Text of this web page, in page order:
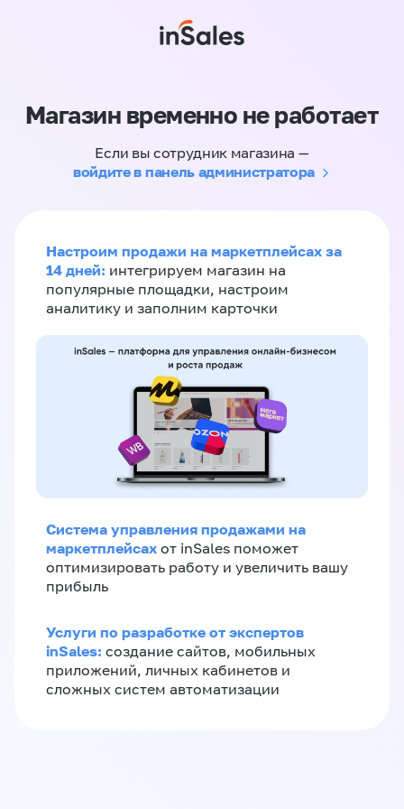
Магазин временно не работает
Если вы сотрудник магазина —
войдите в панель администратора
Настроим продажи на маркетплейсах за
14 дней: интегрируем магазин на
популярные площадки, настроим
аналитику и заполним карточки
Система управления продажами на
маркетплейсах от inSales поможет
оптимизировать работу и увеличить вашу
прибыль
Услуги по разработке от экспертов
inSales: создание сайтов, мобильных
приложений, личных кабинетов и
сложных систем автоматизации